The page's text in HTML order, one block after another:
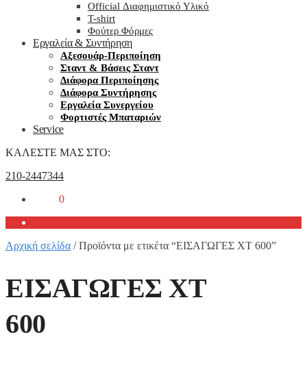
Official Διαφημιστικό Υλικό
T-shirt
Φούτερ Φόρμες
Εργαλεία & Συντήρηση
Αξεσουάρ-Περιποίηση
Σταντ & Βάσεις Σταντ
Διάφορα Περιποίησης
Διάφορα Συντήρησης
Εργαλεία Συνεργείου
Φορτιστές Μπαταριών
Service
ΚΑΛΕΣΤΕ ΜΑΣ ΣΤΟ:
210-2447344
0
Αρχική σελίδα /Προϊόντα με ετικέτα “ΕΙΣΑΓΩΓΕΣ XT 600”
ΕΙΣΑΓΩΓΕΣ XT
600